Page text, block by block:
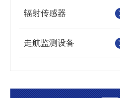
辐射传感器
走航监测设备